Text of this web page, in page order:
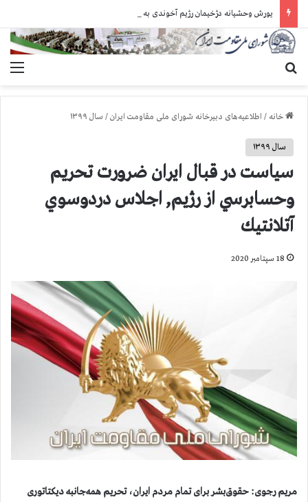
خانه / اطلاعیه‌های دبیرخانه شورای ملی مقاومت ایران/ سال ۱۳۹۹
سال ۱۳۹۹
سياست در قبال ايران ضرورت تحريم
وحسابرسي از رژيم, اجلاس دردوسوي
آتلانتيك
18 سپتامبر 2020
مریم رجوی: حقوق‌بشر برای تمام مردم ایران، تحریم همه‌جانبه دیکتاتوری